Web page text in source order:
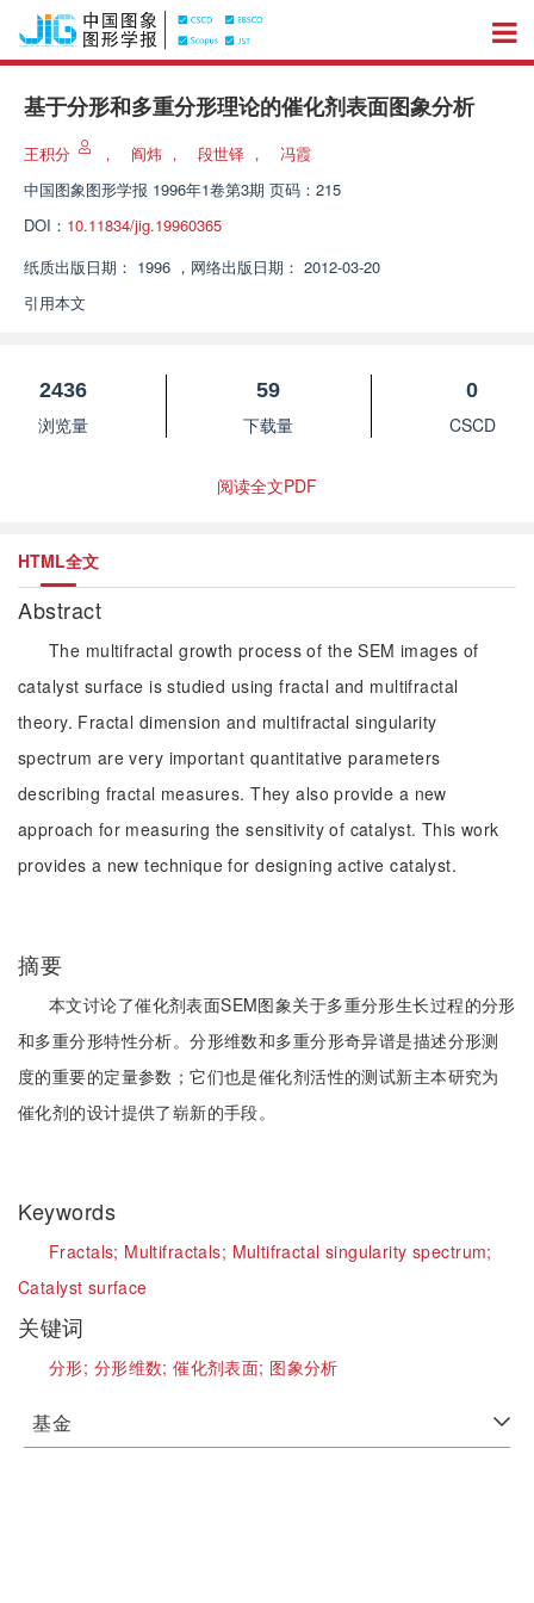
基于分形和多重分形理论的催化剂表面图象分析
王积分 ， 阎炜 ， 段世铎 ，
冯霞
中国图象图形学报 1996年1卷第3期 页码：215
DOI： 10.11834/jig.19960365
纸质出版日期： 1996 ， 网络出版日期： 2012-03-20
引用本文
2436
浏览量
59
下载量
0
CSCD
阅读全文PDF
HTML全文
Abstract
The multifractal growth process of the SEM images of
catalyst surface is studied using fractal and multifractal
theory. Fractal dimension and multifractal singularity
spectrum are very important quantitative parameters
describing fractal measures. They also provide a new
approach for measuring the sensitivity of catalyst. This work
provides a new technique for designing active catalyst.
摘要
本文讨论了催化剂表面SEM图象关于多重分形生长过程的分形
和多重分形特性分析。分形维数和多重分形奇异谱是描述分形测
度的重要的定量参数；它们也是催化剂活性的测试新主本研究为
催化剂的设计提供了崭新的手段。
Keywords
Fractals; Multifractals; Multifractal singularity spectrum;
Catalyst surface
关键词
分形; 分形维数;催化剂表面; 图象分析
基金